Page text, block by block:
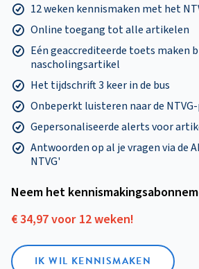
12 weken kennismaken met het
Online toegang tot alle artikelen
Eén geaccrediteerde toets maken
nascholingsartikel
Het tijdschrift 3 keer in de bus
Onbeperkt luisteren naar de
Gepersonaliseerde alerts voor
Antwoorden op al je vragen via de
NTVG'
Neem het
€ 34,97 voor 12 weken!
IK WIL KENNISMAKEN